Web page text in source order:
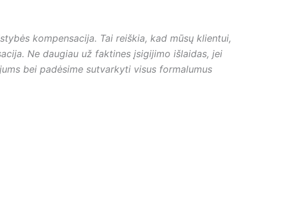
kompensacija. Tai reiškia, kad mūsų klientui,
Ne daugiau už faktines įsigijimo išlaidas, jei
bei padėsime sutvarkyti visus formalumus